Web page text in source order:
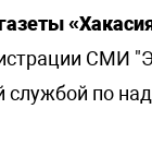
СМИ
по